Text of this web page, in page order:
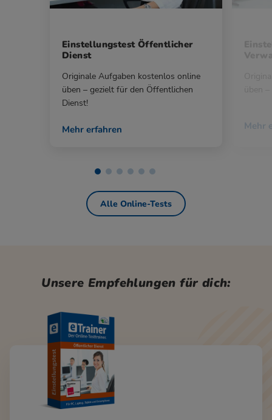
Einstellungstest Öffentlicher
Dienst
Originale Aufgaben kostenlos online
üben – gezielt für den Öffentlichen
Dienst!
Mehr erfahren Mehr
Alle Online-Tests
Unsere Empfehlungen für dich: